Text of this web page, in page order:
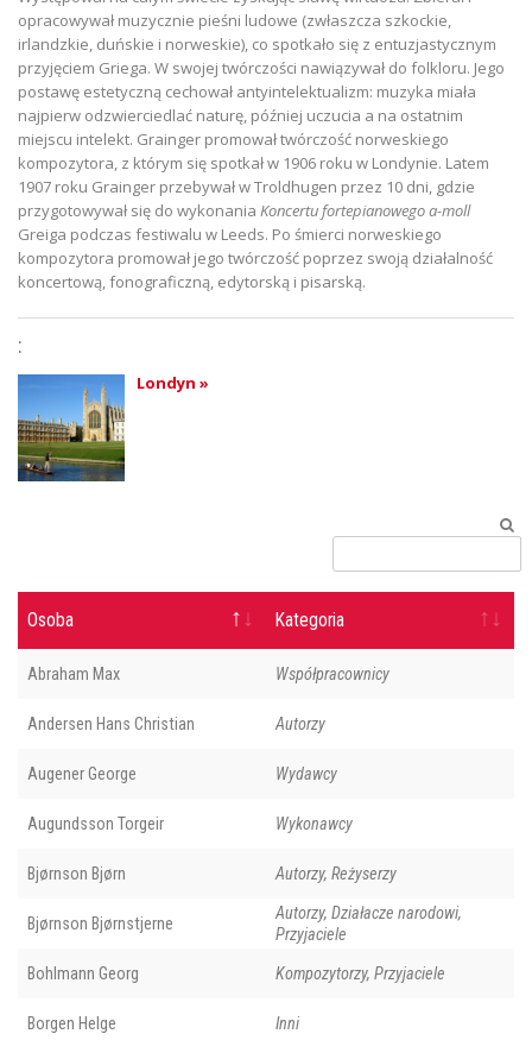
opracowywał muzycznie pieśni ludowe (zwłaszcza szkockie,
irlandzkie, duńskie i norweskie), co spotkało się z entuzjastycznym
przyjęciem Griega. W swojej twórczości nawiązywał do folkloru. Jego
postawę estetyczną cechował antyintelektualizm: muzyka miała
najpierw odzwierciedlać naturę, później uczucia a na ostatnim
miejscu intelekt. Grainger promował twórczość norweskiego
kompozytora, z którym się spotkał w 1906 roku w Londynie. Latem
1907 roku Grainger przebywał w Troldhugen przez 10 dni, gdzie
przygotowywał się do wykonania Koncertu fortepianowego a-moll
Greiga podczas festiwalu w Leeds. Po śmierci norweskiego
kompozytora promował jego twórczość poprzez swoją działalność
koncertową, fonograficzną, edytorską i pisarską.
:
Londyn »
Osoba Kategoria
Abraham Max Współpracownicy
Andersen Hans Christian Autorzy
Augener George Wydawcy
Augundsson Torgeir Wykonawcy
Bjørnson Bjørn Autorzy, Reżyserzy
Bjørnson Bjørnstjerne
Autorzy, Działacze narodowi,
Przyjaciele
Bohlmann Georg Kompozytorzy, Przyjaciele
Borgen Helge Inni